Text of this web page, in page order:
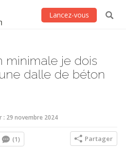
Lancez-vous
minimale je dois
dalle de béton
: 29 novembre 2024
(1) Partager